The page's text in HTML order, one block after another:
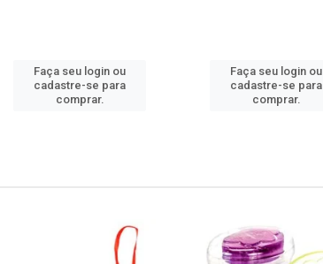
Faça seu login ou
cadastre-se para
comprar.
Faça seu login ou
cadastre-se para
comprar.